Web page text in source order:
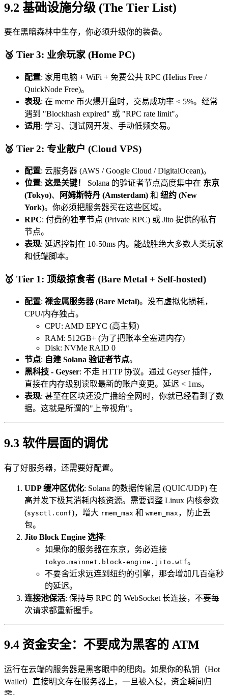
9.2 基础设施分级 (The Tier List)
要在黑暗森林中生存，你必须升级你的装备。
🥉 Tier 3: 业余玩家 (Home PC)
配置: 家用电脑 + WiFi + 免费公共 RPC (Helius Free /
QuickNode Free)。
表现: 在 meme 币火爆开盘时，交易成功率 < 5%。经常
遇到 "Blockhash expired" 或 "RPC rate limit"。
适用 : 学习、测试网开发、手动低频交易。
🥈 Tier 2: 专业散户 (Cloud VPS)
配置: 云服务器 (AWS / Google Cloud / DigitalOcean)。
位置: 这是关键！ Solana 的验证者节点高度集中在 东京
(Tokyo)、 阿姆斯特丹 (Amsterdam) 和 纽约 (New
York)。你必须把服务器买在这些区域。
RPC: 付费的独享节点 (Private RPC) 或 Jito 提供的私有
节点。
表现: 延迟控制在 10-50ms 内。能战胜绝大多数人类玩家
和低端脚本。
🥇 Tier 1: 顶级掠食者 (Bare Metal + Self-hosted)
配置: 裸金属服务器 (Bare Metal)。没有虚拟化损耗，
CPU/内存独占。
CPU: AMD EPYC (高主频)
RAM: 512GB+ (为了把账本全塞进内存)
Disk: NVMe RAID 0
节点: 自建 Solana 验证者节点。
黑科技 - Geyser: 不走 HTTP 协议。通过 Geyser 插件，
直接在内存级别读取最新的账户变更。延迟 < 1ms。
表现: 甚至在区块还没广播给全网时，你就已经看到了数
据。这就是所谓的"上帝视角"。
9.3 软件层面的调优
有了好服务器，还需要好配置。
UDP 缓冲区优化: Solana 的数据传输层 (QUIC/UDP) 在
高并发下极其消耗内核资源。需要调整 Linux 内核参数
(sysctl.conf)，增大 rmem_max 和 wmem_max ，防止丢
包。
Jito Block Engine 选择:
如果你的服务器在东京，务必连接
tokyo.mainnet.block-engine.jito.wtf。
不要舍近求远连到纽约的引擎，那会增加几百毫秒
的延迟。
连接池保活: 保持与 RPC 的 WebSocket 长连接，不要每
次请求都重新握手。
9.4 资金安全：不要成为黑客的 ATM
运行在云端的服务器是黑客眼中的肥肉。如果你的私钥（Hot
Wallet）直接明文存在服务器上，一旦被入侵，资金瞬间归